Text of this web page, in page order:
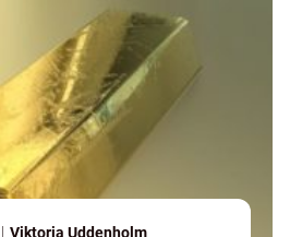
Viktoria Uddenholm